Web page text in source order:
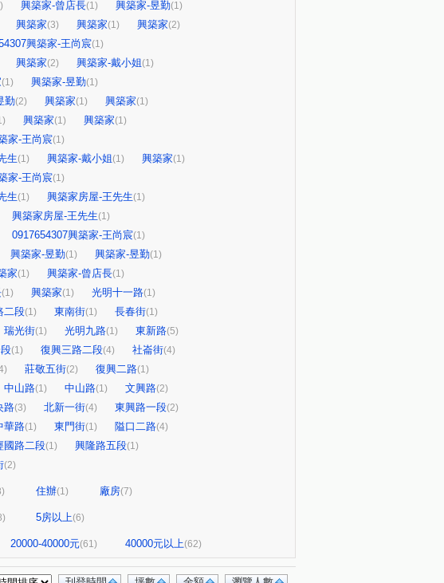
興築家-曾店長(1) 興築家-昱勤(1)
興築家(3) 興築家(1) 興築家(2)
興築家-王尚宸(1)
興築家(2) 興築家-戴小姐(1)
(1) 興築家-昱勤(1)
勤(2) 興築家(1) 興築家(1)
興築家(1) 興築家(1)
家-王尚宸(1)
生(1) 興築家-戴小姐(1) 興築家(1)
家-王尚宸(1)
生(1) 興築家房屋-王先生(1)
興築家房屋-王先生(1)
0917654307興築家-王尚宸(1)
興築家-昱勤(1) 興築家-昱勤(1)
家(1) 興築家-曾店長(1)
(1) 興築家(1) 光明十一路(1)
二段(1) 東南街(1) 長春街(1)
瑞光街(1) 光明九路(1) 東新路(5)
(1) 復興三路二段(4) 社崙街(4)
莊敬五街(2) 復興二路(1)
中山路(1) 中山路(1) 文興路(2)
路(3) 北新一街(4) 東興路一段(2)
華路(1) 東門街(1) 隘口二路(4)
國路二段(1) 興隆路五段(1)
(2)
住辦(1) 廠房(7)
5房以上(6)
20000-40000元(61) 40000元以上(62)